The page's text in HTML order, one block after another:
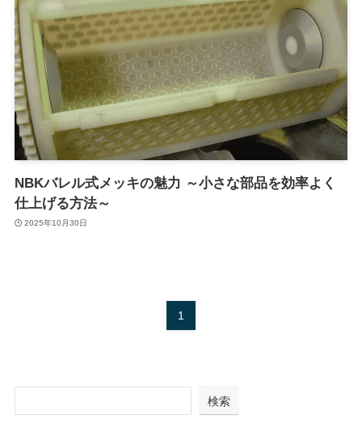
NBKバレル式メッキの魅力 ～小さな部品を効率よく
仕上げる方法～
2025年10月30日
1
検索